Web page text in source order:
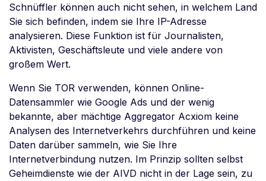
Schnüffler können auch nicht sehen, in welchem Land
Sie sich befinden, indem sie Ihre IP-Adresse
analysieren. Diese Funktion ist für Journalisten,
Aktivisten, Geschäftsleute und viele andere von
großem Wert.
Wenn Sie TOR verwenden, können Online-
Datensammler wie Google Ads und der wenig
bekannte, aber mächtige Aggregator Acxiom keine
Analysen des Internetverkehrs durchführen und keine
Daten darüber sammeln, wie Sie Ihre
Internetverbindung nutzen. Im Prinzip sollten selbst
Geheimdienste wie der AIVD nicht in der Lage sein, zu